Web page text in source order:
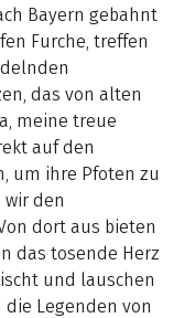
Bayern gebahnt
Furche, treffen
das von alten
meine treue
auf den
um ihre Pfoten zu
den
dort aus bieten
das tosende Herz
und lauschen
Legenden von